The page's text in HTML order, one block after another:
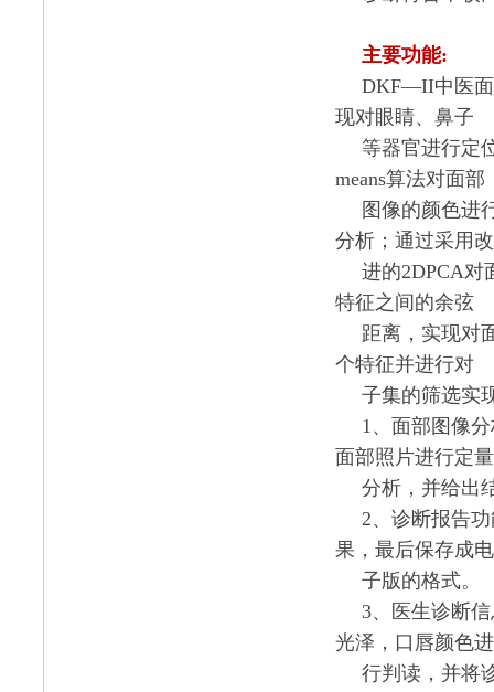
主要功能:
DKF—II中医
现对眼睛、鼻子
等器官进行定
means算法对面部
图像的颜色进
分析；通过采用改
进的2DPCA对
特征之间的余弦
距离，实现对
个特征并进行对
子集的筛选实
1、面部图像
面部照片进行定量
分析，并给出
2、诊断报告
果，最后保存成电
子版的格式。
3、医生诊断
光泽，口唇颜色进
行判读，并将